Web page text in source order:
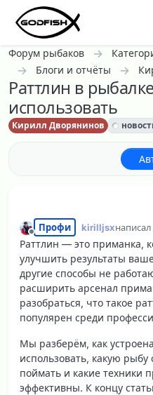
Перейти к содержанию
Форум рыбаков
Блоги и отчёты
Раттлин в
использовать
Кирилл Дворянинов
Не в сети
Профи kirilljsx
Раттлин — это приманка,
улучшить результаты
другие способы не
расширить арсенал
разобраться, что такое
популярен среди
Мы разберём, как
использовать, какую
поймать и какие техники
эффективны. К концу